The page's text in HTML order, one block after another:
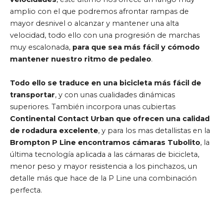
amplio con el que podremos afrontar rampas de
mayor desnivel o alcanzar y mantener una alta
velocidad, todo ello con una progresión de marchas
muy escalonada, para que sea más fácil y cómodo
mantener nuestro ritmo de pedaleo.
Todo ello se traduce en una bicicleta más fácil de
transportar, y con unas cualidades dinámicas
superiores. También incorpora unas cubiertas
Continental Contact Urban que ofrecen una calidad
de rodadura excelente, y para los mas detallistas en la
Brompton P Line encontramos cámaras Tubolito, la
última tecnología aplicada a las cámaras de bicicleta,
menor peso y mayor resistencia a los pinchazos, un
detalle más que hace de la P Line una combinación
perfecta.